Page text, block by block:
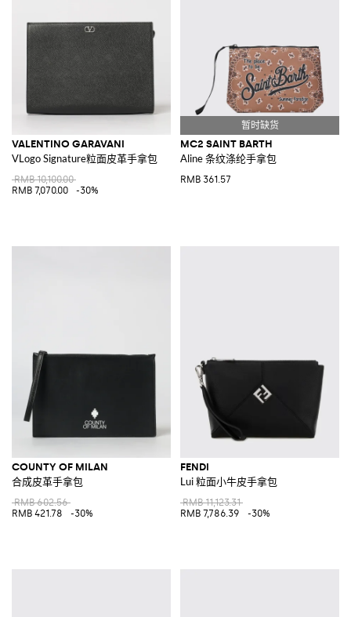
VALENTINO GARAVANI
VLogo Signature粒面皮革手拿包
RMB 10,100.00
RMB 7,070.00
-30%
MC2 SAINT BARTH
Aline 条纹涤纶手拿包
RMB 361.57
COUNTY OF MILAN
合成皮革手拿包
RMB 602.56
RMB 421.78
-30%
FENDI
Lui 粒面小牛皮手拿包
RMB 11,123.31
RMB 7,786.39
-30%